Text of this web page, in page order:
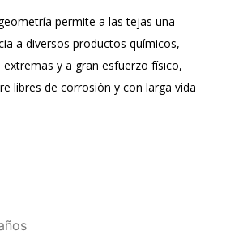
permite a las tejas una
a diversos productos químicos,
y a gran esfuerzo físico,
libres de corrosión y con larga vida